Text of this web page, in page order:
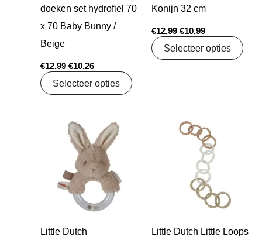
doeken set hydrofiel 70
x 70 Baby Bunny /
Beige
€12,99 €10,26
Selecteer opties
Konijn 32 cm
€12,99 €10,99
Selecteer opties
Little Dutch
Oorspronkelijke
prijs
was:
€9,99.
Huidige
prijs
is:
€7,99.
Little Dutch Little Loops